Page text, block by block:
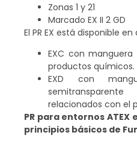
Zonas 1 y 21
Marcado EX II 2 GD
El PR EX está disponible
EXC con
productos químicos.
EXD con
relacionados con el
PR para entornos
principios básicos de